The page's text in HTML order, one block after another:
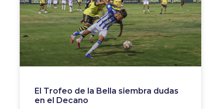
El Trofeo de la Bella siembra dudas
en el Decano